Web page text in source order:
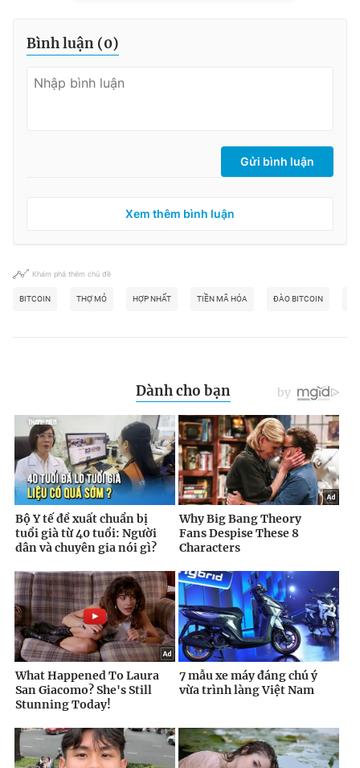
Bình luận (0)
Gửi bình luận
Xem thêm bình luận
Khám phá thêm chủ đề
BITCOIN THỢ MỎ HỢP NHẤT TIỀN MÃ HÓA ĐÀO BITCOIN